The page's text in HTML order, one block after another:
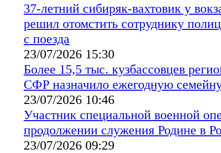
37-летний сибиряк-вахтовик у
решил отомстить сотруднику
с поезда
23/07/2026 15:30
Более 15,5 тыс. кузбассовцев
СФР назначило ежегодную
23/07/2026 10:46
Участник специальной военной
продолжении служения Родине в
23/07/2026 09:29